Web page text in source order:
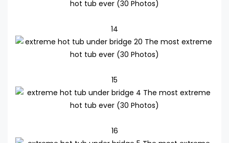
14
15
16